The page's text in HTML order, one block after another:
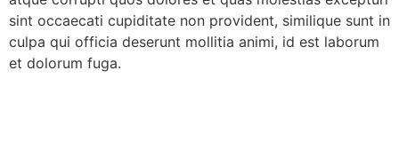
sint occaecati cupiditate non provident, similique sunt in
culpa qui officia deserunt mollitia animi, id est laborum
et dolorum fuga.